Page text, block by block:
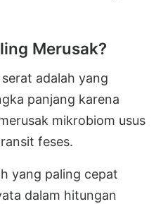
Merusak?
adalah yang
panjang karena
mikrobiom usus
feses.
yang paling cepat
dalam hitungan